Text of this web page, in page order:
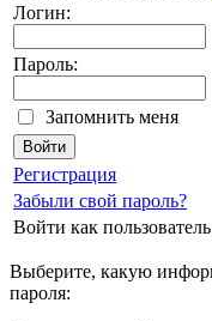
Логин:
Пароль:
Запомнить меня
Регистрация
Забыли свой пароль?
Войти как
Выберите, какую
пароля: